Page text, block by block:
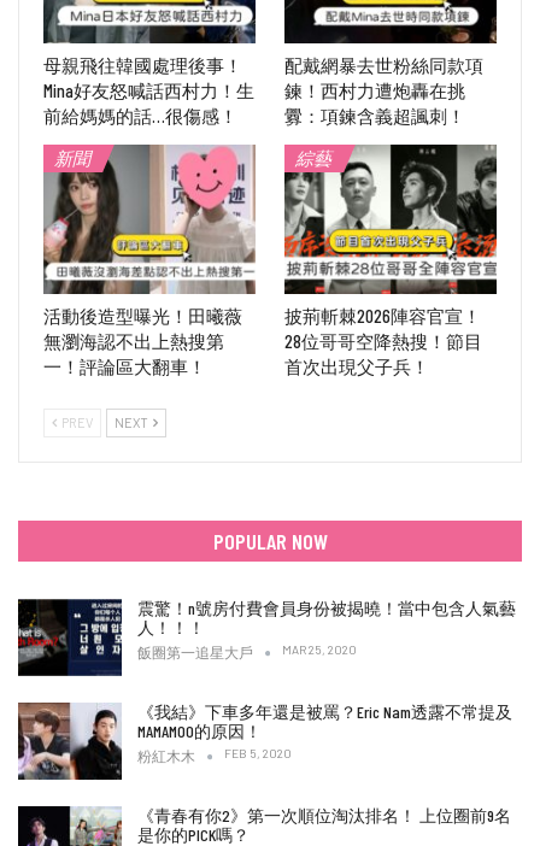
母親飛往韓國處理後事！
Mina好友怒喊話西村力！生
前給媽媽的話…很傷感！
配戴網暴去世粉絲同款項
鍊！西村力遭炮轟在挑
釁：項鍊含義超諷刺！
新聞
活動後造型曝光！田曦薇
無瀏海認不出上熱搜第
一！評論區大翻車！
綜藝
披荊斬棘2026陣容官宣！
28位哥哥空降熱搜！節目
首次出現父子兵！
PREV NEXT
POPULAR NOW
震驚！n號房付費會員身份被揭曉！當中包含人氣藝
人！！！
飯圈第一追星大戶 MAR 25, 2020
《我結》下車多年還是被罵？Eric Nam透露不常提及
MAMAMOO的原因！
粉紅木木 FEB 5, 2020
《青春有你2》第一次順位淘汰排名！ 上位圈前9名
是你的PICK嗎？